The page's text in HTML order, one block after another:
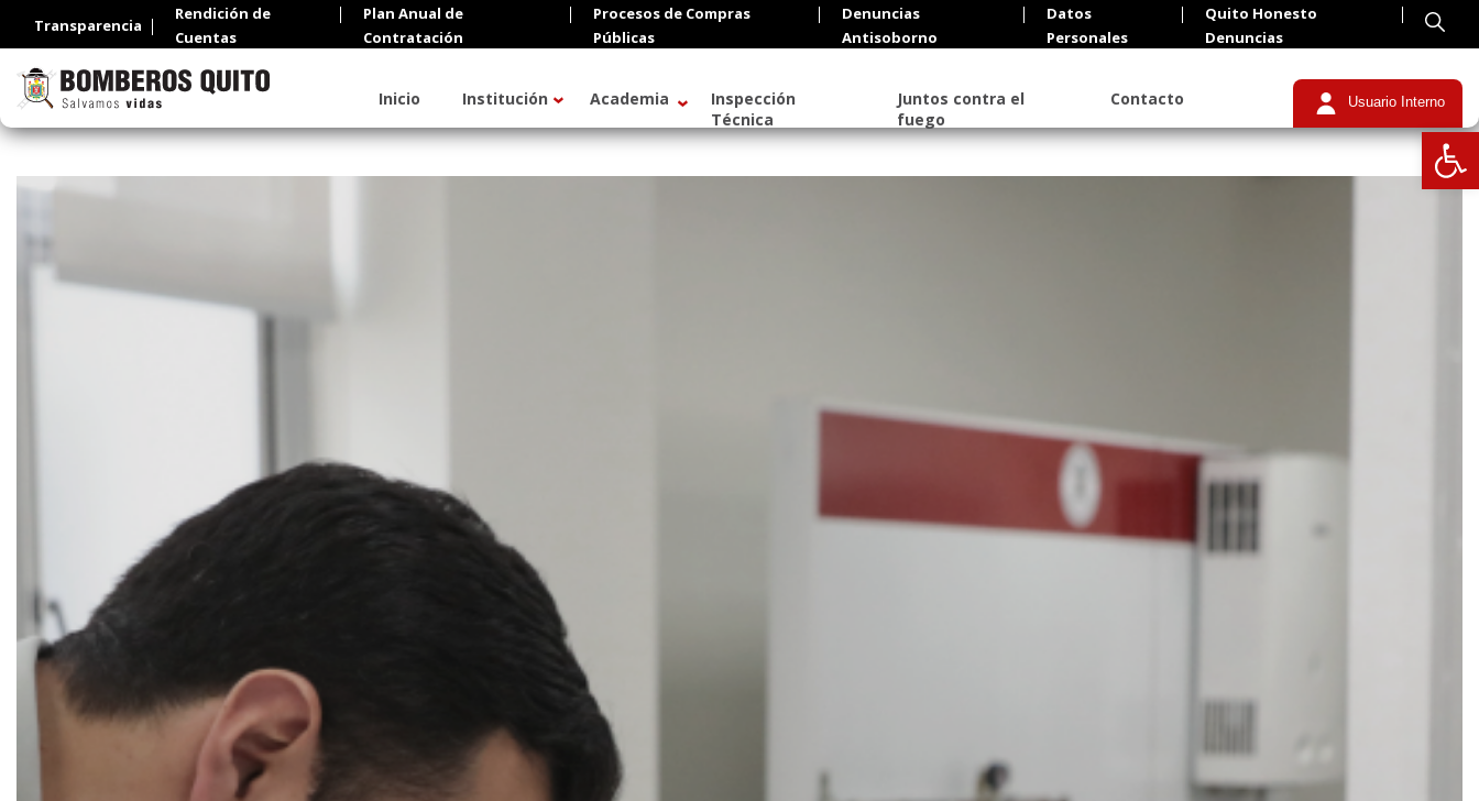
Transparencia
Rendición de
Cuentas
Plan Anual de
Contratación
Procesos de Compras
Públicas
Denuncias
Antisoborno
Datos
Personales
Quito Honesto
Denuncias
Inicio Institución Academia
Inspección
Técnica
Juntos contra el
fuego
Contacto Usuario Interno